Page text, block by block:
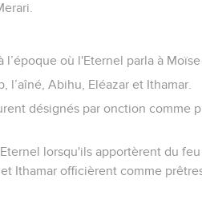
où l'Eternel parla à
l’aîné, Abihu, Eléazar et Ithamar.
désignés par onction comme
lorsqu'ils apportèrent du
Ithamar officièrent comme